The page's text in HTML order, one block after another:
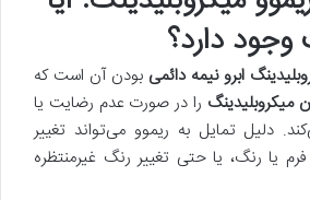
دارد؟
ابرو نیمه دائمی بودن آن است که
میکروبلیدینگ را در صورت عدم رضایت یا
دلیل تمایل به ریموو می‌تواند تغییر
یا رنگ، یا حتی تغییر رنگ غیرمنتظره